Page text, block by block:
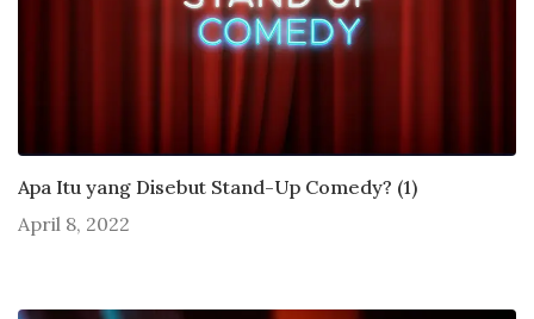
Apa Itu yang Disebut Stand-Up Comedy? (1)
April 8, 2022